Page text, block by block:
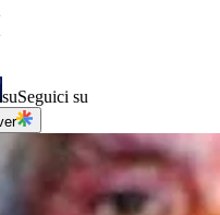
suSeguici su